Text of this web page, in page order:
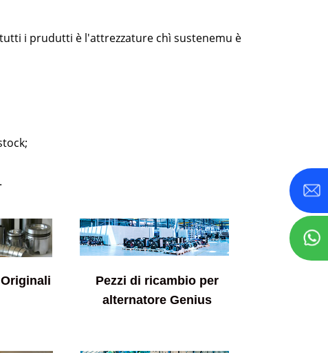
i prudutti è l'attrezzature chì sustenemu è
Pezzi di ricambio per
alternatore Genius